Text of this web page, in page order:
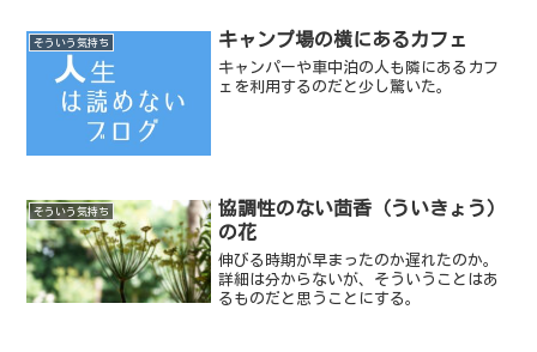
そういう気持ち キャンプ場の横にあるカフェ
キャンパーや車中泊の人も隣にあるカフ
ェを利用するのだと少し驚いた。
そういう気持ち
協調性のない茴香（ういきょう）
の花
伸びる時期が早まったのか遅れたのか。
詳細は分からないが、そういうことはあ
るものだと思うことにする。